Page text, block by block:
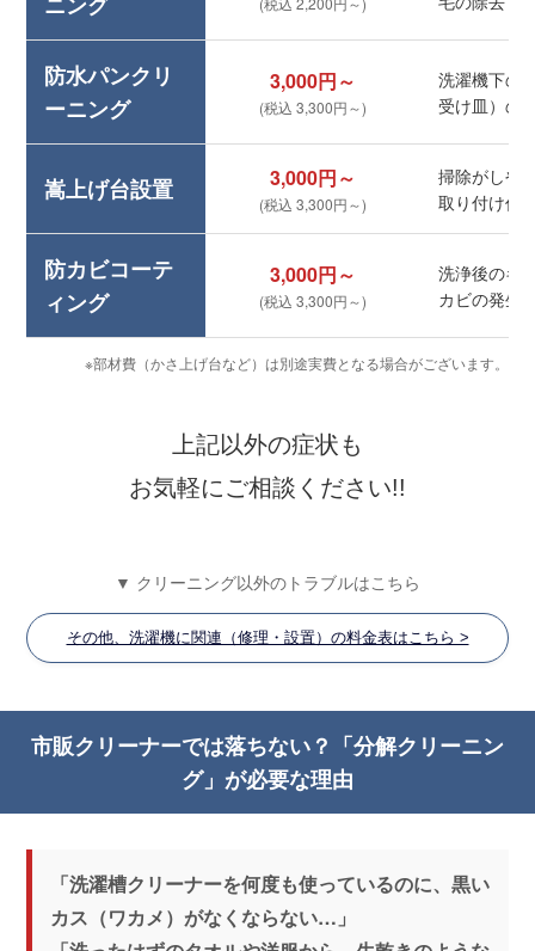
防水パンクリ
ーニング
3,000円～
(税込 3,300円～)
洗濯機下の
受け皿）の
嵩上げ台設置 3,000円～
(税込 3,300円～)
掃除がしや
取り付け作
防カビコーテ
ィング
3,000円～
(税込 3,300円～)
洗浄後のキ
カビの発生
※部材費（かさ上げ台など）は別途実費となる場合がございます。
上記以外の症状も
お気軽にご相談ください!!
▼ クリーニング以外のトラブルはこちら
その他、洗濯機に関連（修理・設置）の料金表はこちら >
市販クリーナーでは落ちない？「分解クリーニン
グ」が必要な理由
「洗濯槽クリーナーを何度も使っているのに、黒い
カス（ワカメ）がなくならない…」